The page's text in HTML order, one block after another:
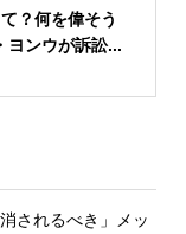
？何を偉そう
ヨンウが訴訟...
されるべき」メッ